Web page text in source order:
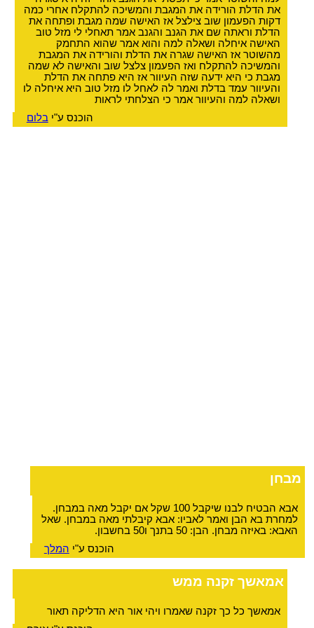
את הדלת הורידה את המגבת והמשיכה להתקלח אחרי כמה
דקות הפעמון שוב צילצל אז האישה שמה מגבת ופתחה את
הדלת וראתה שם את הגנב והגנב אמר תאחלי לי מזל טוב
האישה איחלה ושאלה למה והוא אמר שהוא התחמק
מהשוטר אז האישה שגרה את הדלת והורידה את המגבת
והמשיכה להתקלח ואז הפעמון צלצל שוב והאישה לא שמה
מגבת כי היא ידעה שזה העיוור אז היא פתחה את הדלת
והעיוור עמד בדלת ואמר לה לאחל לו מזל טוב היא איחלה לו
ושאלה למה והעיוור אמר כי הצלחתי לראות
הוכנס ע"יבלום
מבחן
אבא הבטיח לבנו שיקבל 100 שקל אם יקבל מאה במבחן.
למחרת בא הבן ואמר לאביו: אבא קיבלתי מאה במבחן. שאל
האבא: באיזה מבחן. הבן: 50 בתנך ו50 בחשבון.
הוכנס ע"י המלך
אמאשך זקנה ממש
אמאשך כל כך זקנה שאמרו ויהי אור היא הדליקה תאור